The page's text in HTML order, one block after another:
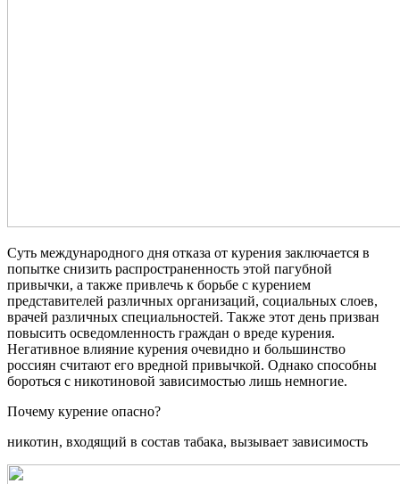
Суть международного дня отказа от курения заключается в
попытке снизить распространенность этой пагубной
привычки, а также привлечь к борьбе с курением
представителей различных организаций, социальных слоев,
врачей различных специальностей. Также этот день призван
повысить осведомленность граждан о вреде курения.
Негативное влияние курения очевидно и большинство
россиян считают его вредной привычкой. Однако способны
бороться с никотиновой зависимостью лишь немногие.
Почему курение опасно?
никотин, входящий в состав табака, вызывает зависимость